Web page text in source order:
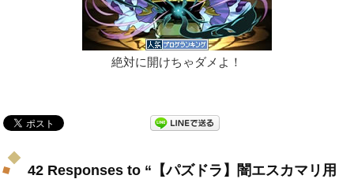
絶対に開けちゃダメよ！
42 Responses to “【パズドラ】闇エスカマリ用